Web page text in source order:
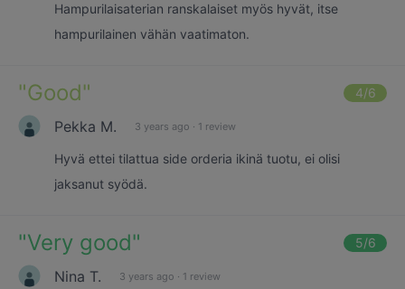
Hampurilaisaterian ranskalaiset myös hyvät, itse
hampurilainen vähän vaatimaton.
"Good" 4/6
Pekka M. 3 years ago · 1 review
Hyvä ettei tilattua side orderia ikinä tuotu, ei olisi
jaksanut syödä.
"Very good" 5/6
Nina T. 3 years ago · 1 review